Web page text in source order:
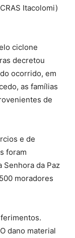
Itacolomi)
ciclone
decretou
ocorrido, em
as famílias
de
e de
foram
da Paz
moradores
dano material